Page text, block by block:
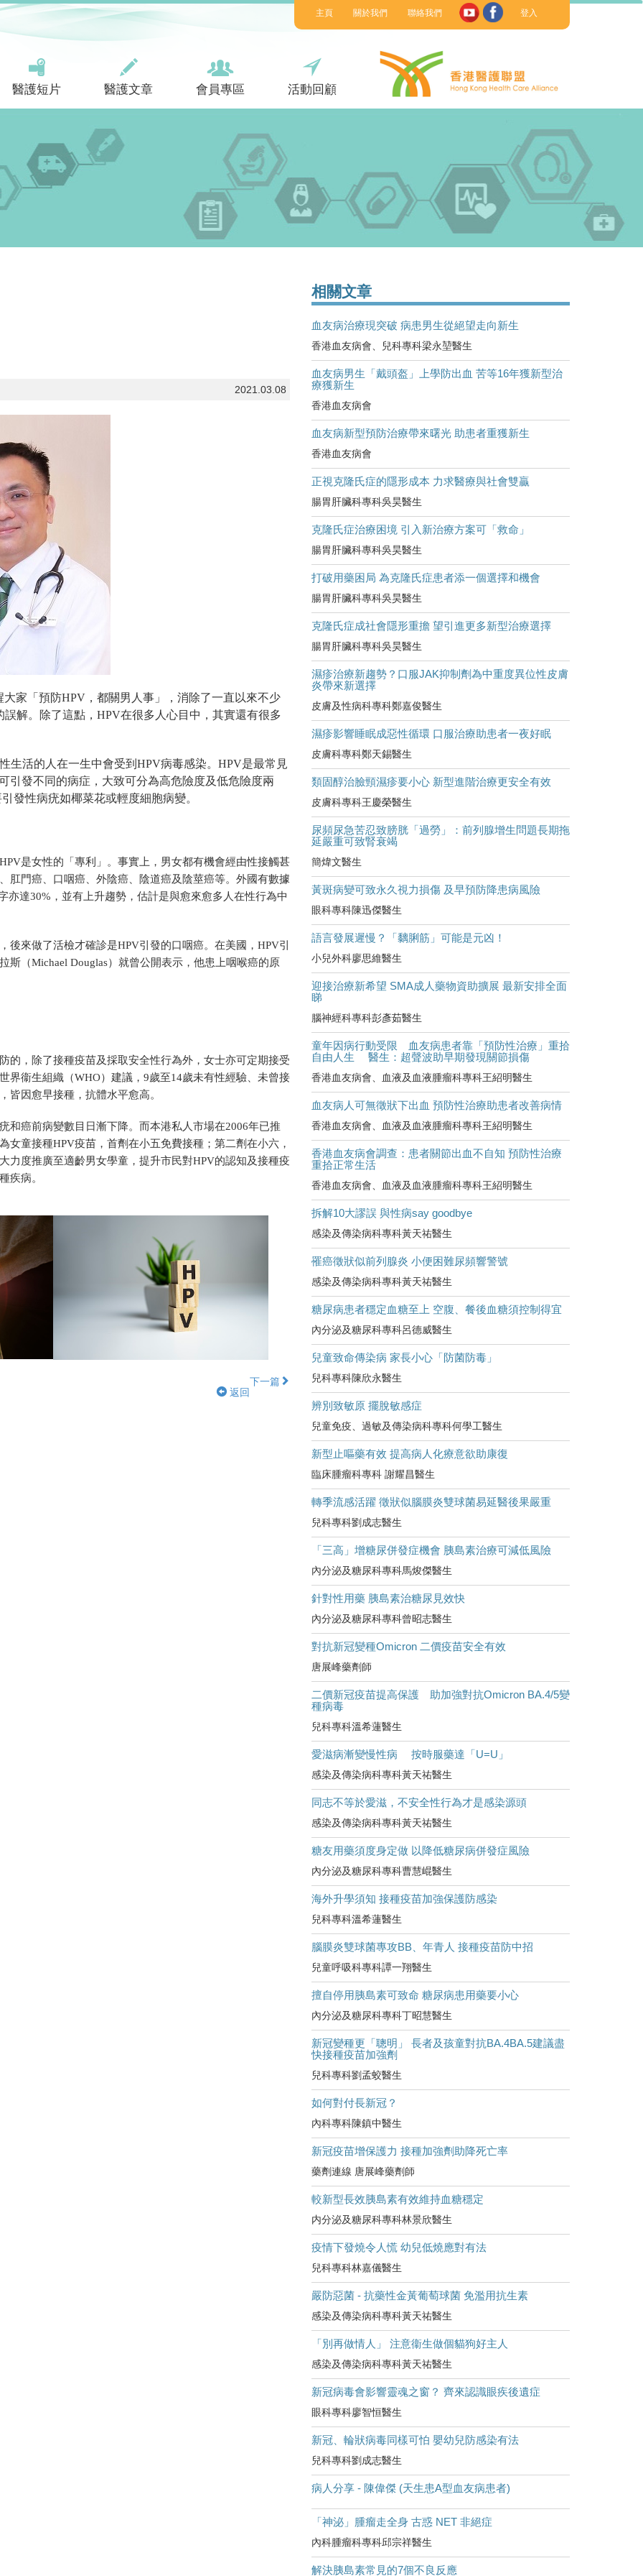
醫護短片 醫護文章 會員專區 活動回顧
主頁 關於我們 聯絡我們 登入
2021.03.08
大家 「預防HPV，都關男人事」，消除了一直以來不少
解。除了這點，HPV在很多人心目中，其實還有很多
生活的人在一生中會受到HPV病毒感染。HPV是最常見
引發不同的病症，大致可分為高危險度及低危險度兩
發性病疣如椰菜花或輕度細胞病變。
是女性的「專利 」。事實上， 男女都有機會經由性接觸甚
肛門癌、口咽癌、 外陰癌、陰道癌及陰莖癌等。外國有數據
亦達30%，並有上升趨勢，估計是與愈來愈多人在性行為中
來做了活檢才確診是HPV引發的口咽癌。在美國，HPV引
（Michael Douglas）就曾公開表示，他患上咽喉癌的原
的 ， 除了接種疫苗及採取安全性行為外 ， 女士亦可定期接受
世界衞生組織（WHO）建議，9歲至14歲未有性經驗、未曾接
皆因愈早接種，抗體水平愈高。
和癌前病變數目日漸下降。而本港私人市場在2006年已推
女童接種HPV疫苗，首劑在小五免費接種；第二劑在小六，
力度推廣至適齡男女學童，提升市民對HPV的認知及接種疫
疾病。
下一篇
返回
相關文章
血友病治療現突破 病患男生從絕望走向新生
香港血友病會、兒科專科梁永堃醫生
血友病男生「戴頭盔」上學防出血 苦等16年獲新型治
療獲新生
香港血友病會
血友病新型預防治療帶來曙光 助患者重獲新生
香港血友病會
正視克隆氏症的隱形成本 力求醫療與社會雙贏
腸胃肝臟科專科吳昊醫生
克隆氏症治療困境 引入新治療方案可「救命」
腸胃肝臟科專科吳昊醫生
打破用藥困局 為克隆氏症患者添一個選擇和機會
腸胃肝臟科專科吳昊醫生
克隆氏症成社會隱形重擔 望引進更多新型治療選擇
腸胃肝臟科專科吳昊醫生
濕疹治療新趨勢？口服JAK抑制劑為中重度異位性皮膚
炎帶來新選擇
皮膚及性病科專科鄭嘉俊醫生
濕疹影響睡眠成惡性循環 口服治療助患者一夜好眠
皮膚科專科鄭天錫醫生
類固醇治臉頸濕疹要小心 新型進階治療更安全有效
皮膚科專科王慶榮醫生
尿頻尿急苦忍致膀胱「過勞」：前列腺增生問題長期拖
延嚴重可致腎衰竭
簡煒文醫生
黃斑病變可致永久視力損傷 及早預防降患病風險
眼科專科陳迅傑醫生
語言發展遲慢？「黐脷筋」可能是元凶！
小兒外科廖思維醫生
迎接治療新希望 SMA成人藥物資助擴展 最新安排全面
睇
腦神經科專科彭彥茹醫生
童年因病行動受限 血友病患者靠「預防性治療」重拾
自由人生 醫生：超聲波助早期發現關節損傷
香港血友病會、血液及血液腫瘤科專科王紹明醫生
血友病人可無徵狀下出血 預防性治療助患者改善病情
香港血友病會、血液及血液腫瘤科專科王紹明醫生
香港血友病會調查：患者關節出血不自知 預防性治療
重拾正常生活
香港血友病會、血液及血液腫瘤科專科王紹明醫生
拆解10大謬誤 與性病say goodbye
感染及傳染病科專科黃天祐醫生
罹癌徵狀似前列腺炎 小便困難尿頻響警號
感染及傳染病科專科黃天祐醫生
糖尿病患者穩定血糖至上 空腹、餐後血糖須控制得宜
內分泌及糖尿科專科呂德威醫生
兒童致命傳染病 家長小心「防菌防毒」
兒科專科陳欣永醫生
辨別致敏原 擺脫敏感症
兒童免疫、過敏及傳染病科專科何學工醫生
新型止嘔藥有效 提高病人化療意欲助康復
臨床腫瘤科專科 謝耀昌醫生
轉季流感活躍 徵狀似腦膜炎雙球菌易延醫後果嚴重
兒科專科劉成志醫生
「三高」增糖尿併發症機會 胰島素治療可減低風險
內分泌及糖尿科專科馬焌傑醫生
針對性用藥 胰島素治糖尿見效快
內分泌及糖尿科專科曾昭志醫生
對抗新冠變種Omicron 二價疫苗安全有效
唐展峰藥劑師
二價新冠疫苗提高保護 助加強對抗Omicron BA.4/5變
種病毒
兒科專科溫希蓮醫生
愛滋病漸變慢性病 按時服藥達「U=U」
感染及傳染病科專科黃天祐醫生
同志不等於愛滋，不安全性行為才是感染源頭
感染及傳染病科專科黃天祐醫生
糖友用藥須度身定做 以降低糖尿病併發症風險
內分泌及糖尿科專科曹慧崐醫生
海外升學須知 接種疫苗加強保護防感染
兒科專科溫希蓮醫生
腦膜炎雙球菌專攻BB、年青人 接種疫苗防中招
兒童呼吸科專科譚一翔醫生
擅自停用胰島素可致命 糖尿病患用藥要小心
內分泌及糖尿科專科丁昭慧醫生
新冠變種更「聰明」 長者及孩童對抗BA.4BA.5建議盡
快接種疫苗加強劑
兒科專科劉孟蛟醫生
如何對付長新冠？
內科專科陳鎮中醫生
新冠疫苗增保護力 接種加強劑助降死亡率
藥劑連線 唐展峰藥劑師
較新型長效胰島素有效維持血糖穩定
内分泌及糖尿科專科林景欣醫生
疫情下發燒令人慌 幼兒低燒應對有法
兒科專科林嘉儀醫生
嚴防惡菌 - 抗藥性金黃葡萄球菌 免濫用抗生素
感染及傳染病科專科黃天祐醫生
「別再做情人」 注意衞生做個貓狗好主人
感染及傳染病科專科黃天祐醫生
新冠病毒會影響靈魂之窗？ 齊來認識眼疾後遺症
眼科專科廖智恒醫生
新冠、輪狀病毒同樣可怕 嬰幼兒防感染有法
兒科專科劉成志醫生
病人分享 - 陳偉傑 (天生患A型血友病患者)
「神泌」腫瘤走全身 古惑 NET 非絕症
內科腫瘤科專科邱宗祥醫生
解決胰島素常見的7個不良反應